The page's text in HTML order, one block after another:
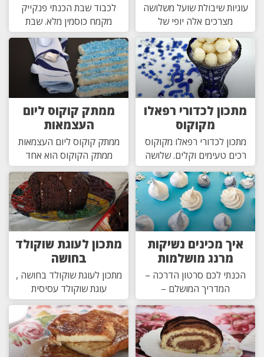
עוגיות שיבולת שועל משלושה
מצרכים אלה יופי של
לכבוד שבת הכנתי פנקייק
מקמח כוסמין מלא. שבת
מתכון לכדורי רפאלו
מקוקוס
מתכון לכדורי רפאלו מקוקוס
רכים טעימים וקלים. שלושה
ממתק קוקוס ליום
העצמאות
ממתק קוקוס ליום העצמאות
ממתק הקוקוס הוא אחד
איך מכינים נשיקות
מרנג מושלמות
הכנתי לכם סרטון הדרכה –
המדריך המושלם –
מתכון לעוגת שוקולד
בחושה
מתכון לעוגת שוקולד בחושה ,
עוגת שוקולד עסיסית